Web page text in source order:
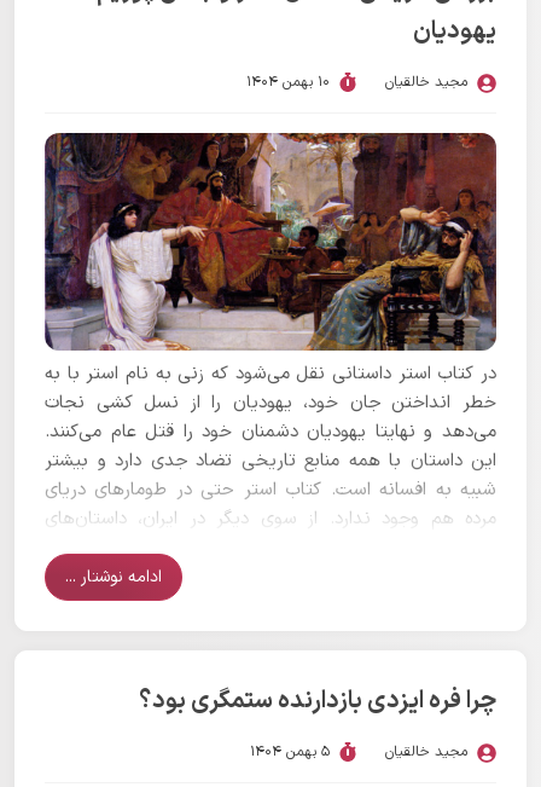
یهودیان
مجید خالقیان 10 بهمن 1404
در کتاب استر داستانی نقل می‌شود که زنی به نام استر با به
خطر انداختن جان خود، یهودیان را از نسل کشی نجات
می‌دهد و نهایتا یهودیان دشمنان خود را قتل عام می‌کنند.
این داستان با همه منابع تاریخی تضاد جدی دارد و بیشتر
شبیه به افسانه است. کتاب استر حتی در طومارهای دریای
مرده هم وجود ندارد. از سوی دیگر در ایران، داستان‌های
تحریف شده‌ای از این قصه رواج پیدا کرده است که بر خلاف
موارد درج شده در منابع یهودیان می‌باشد و هیچ پشتوانه‌ای
ادامه نوشتار ...
چرا فره ایزدی بازدارنده ستمگری بود؟
مجید خالقیان 5 بهمن 1404